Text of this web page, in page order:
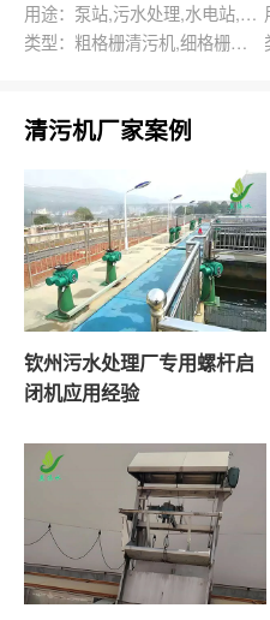
用途：泵站,污水处理,水电站,自来水厂,渠道,水产养殖,化工,纺织,给排水工程
类型：粗格栅清污机,细格栅清污机,格栅清污机,回转式清污机
清污机厂家案例
钦州污水处理厂专用螺杆启
闭机应用经验